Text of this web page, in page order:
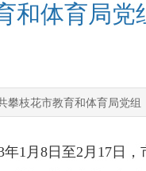
和体育局
攀枝花市教育和体育局党组
月8日至2月17日，